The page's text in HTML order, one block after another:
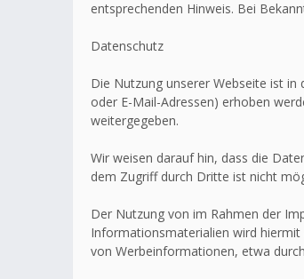
entsprechenden Hinweis. Bei
Datenschutz
Die Nutzung unserer Webseite ist
oder E-Mail-Adressen) erhoben
weitergegeben.
Wir weisen darauf hin, dass die
dem Zugriff durch Dritte ist nicht
Der Nutzung von im Rahmen der
Informationsmaterialien wird hiermit
von Werbeinformationen, etwa